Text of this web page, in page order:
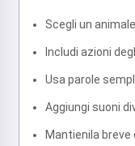
Scegli un
Includi azioni
Usa parole
Aggiungi suoni
Mantienila breve